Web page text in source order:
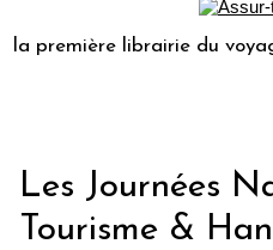
première librairie du voyage
Les Journées
Tourisme &